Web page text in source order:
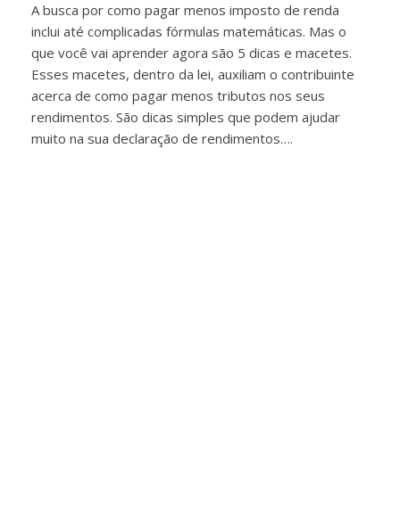
A busca por como pagar menos imposto de renda
inclui até complicadas fórmulas matemáticas. Mas o
que você vai aprender agora são 5 dicas e macetes.
Esses macetes, dentro da lei, auxiliam o contribuinte
acerca de como pagar menos tributos nos seus
rendimentos. São dicas simples que podem ajudar
muito na sua declaração de rendimentos….